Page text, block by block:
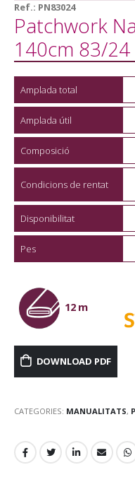
Ref.: PN83024
Patchwork
140cm 83/24
Amplada total
Amplada útil
Composició
Condicions de rentat
Disponibilitat
Pes
12 m
DOWNLOAD PDF
CATEGORIES: MANUALITATS,